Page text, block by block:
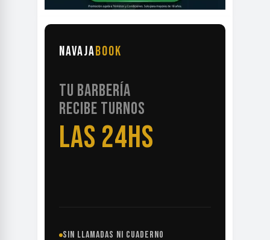
NAVAJABOOK
TU BARBERÍA
RECIBE TURNOS
LAS 24HS
SIN LLAMADAS NI CUADERNO